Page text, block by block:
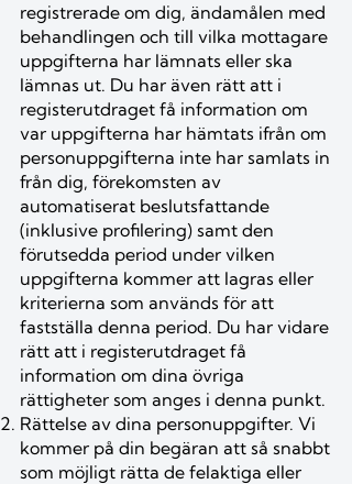
registrerade om dig, ändamålen med
behandlingen och till vilka mottagare
uppgifterna har lämnats eller ska
lämnas ut. Du har även rätt att i
registerutdraget få information om
var uppgifterna har hämtats ifrån om
personuppgifterna inte har samlats in
från dig, förekomsten av
automatiserat beslutsfattande
(inklusive profilering) samt den
förutsedda period under vilken
uppgifterna kommer att lagras eller
kriterierna som används för att
fastställa denna period. Du har vidare
rätt att i registerutdraget få
information om dina övriga
rättigheter som anges i denna punkt.
Rättelse av dina personuppgifter. Vi
kommer på din begäran att så snabbt
som möjligt rätta de felaktiga eller